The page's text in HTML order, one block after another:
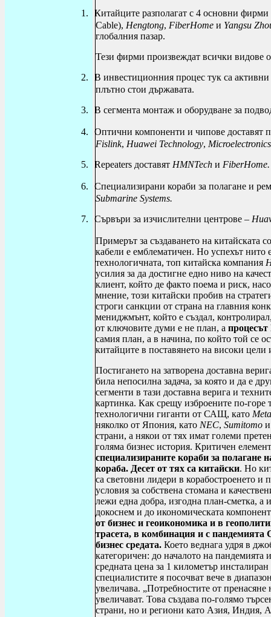
1.
Китайците разполагат с 4 основни
Cable), Hengtong, FiberHome и Yangsu
глобалния пазар.
Тези фирми произвеждат всички видове
2.
В инвестиционния процес тук са активни
плътно стои държавата.
3.
В сегмента монтаж и оборудване за
4.
Оптични компоненти и чипове доставят
Fislink, Huawei Technology, Microelectronics
5.
Repeaters доставят HMNTech и FiberHome.
6.
Специализирани кораби за полагане и
Submarine Systems.
7.
Сървъри за изчислителни центрове –
Примерът за създаването на китайската
кабели е емблематичен. Но успехът нито
технологичната, топ китайска компания
усилия за да достигне едно ниво на
клиент, който де факто поема и риск,
мнение, този китайски пробив на
строги санкции от страна на главния
мениджмънт, който е създал,
от ключовите думи е не план, а
самия план, а в начина, по който той се
китайците в поставянето на високи цели
Постигането на затворена доставна
била непосилна задача, за която и да е
сегменти в тази доставна верига и
картинка. Как срещу изброените по-
технологични гиганти от САЩ, като Meta
няколко от Япония, като NEC, Sumitomo
страни, а някои от тях имат големи
голяма бизнес история. Критичен
специализираните кораби за полагане
кораба. Десет от тях са китайски. Но
са световни лидери в корабостроенето
условия за собствена стомана и
лежи една добра, изгодна план-сметка, а
докоснем и до икономическата
от бизнес и геоикономика и в
трасета, в комбинация и с пандемията
бизнес средата. Което веднага удря в
категоричен: до началото на пандемията
средната цена за 1 километър
специалистите я посочват вече в
увеличава. „Потребностите от
увеличават. Това създава по-голямо
страни, но и региони като Азия, Индия,